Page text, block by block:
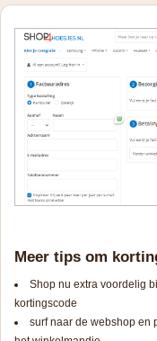
Meer tips om
Shop nu extra voordelig
kortingscode
surf naar de webshop en